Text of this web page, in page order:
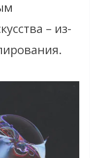
– из-